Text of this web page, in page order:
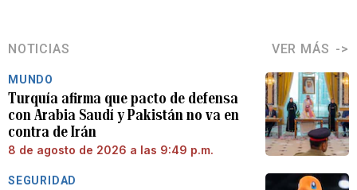
NOTICIAS VER MÁS
MUNDO
Turquía afirma que pacto de defensa
con Arabia Saudí y Pakistán no va en
contra de Irán
8 de agosto de 2026 a las 9:49 p.m.
SEGURIDAD